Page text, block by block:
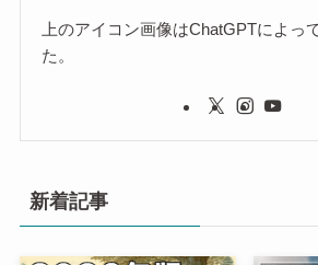
上のアイコン画像はChatGPTによっ
た。
新着記事